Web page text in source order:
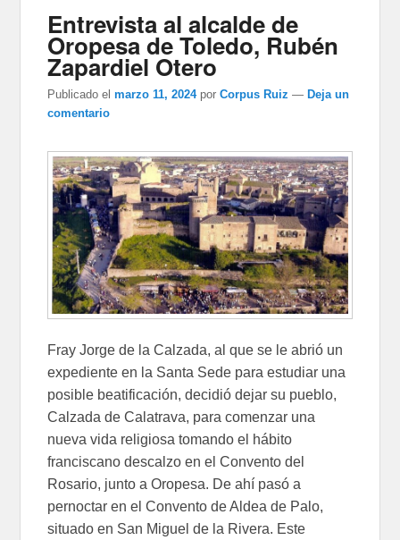
Entrevista al alcalde de
Oropesa de Toledo, Rubén
Zapardiel Otero
Publicado el marzo 11, 2024 porCorpus Ruiz — Deja un
comentario
Fray Jorge de la Calzada, al que se le abrió un
expediente en la Santa Sede para estudiar una
posible beatificación, decidió dejar su pueblo,
Calzada de Calatrava, para comenzar una
nueva vida religiosa tomando el hábito
franciscano descalzo en el Convento del
Rosario, junto a Oropesa. De ahí pasó a
pernoctar en el Convento de Aldea de Palo,
situado en San Miguel de la Rivera. Este